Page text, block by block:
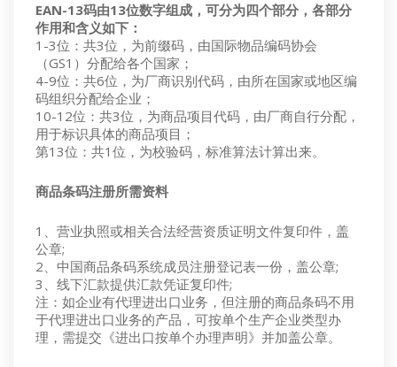
EAN-13码由13位数字组成，可分为四个部分，各部分
作用和含义如下：
1-3位：共3位，为前缀码，由国际物品编码协会
（GS1）分配给各个国家；
4-9位：共6位，为厂商识别代码，由所在国家或地区编
码组织分配给企业；
10-12位：共3位，为商品项目代码，由厂商自行分配，
用于标识具体的商品项目；
第13位：共1位，为校验码，标准算法计算出来。
商品条码注册所需资料
1、营业执照或相关合法经营资质证明文件复印件，盖
公章;
2、中国商品条码系统成员注册登记表一份，盖公章;
3、线下汇款提供汇款凭证复印件;
注：如企业有代理进出口业务，但注册的商品条码不用
于代理进出口业务的产品，可按单个生产企业类型办
理，需提交《进出口按单个办理声明》并加盖公章。